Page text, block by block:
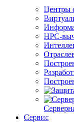
Центры
HPC-
Сервис